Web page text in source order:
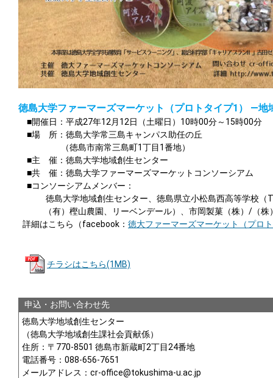
徳島大学ファーマーズマーケット（プロトタイプ1） ―
■開催日：平成27年12月12日（土曜日）10時00分～15時00分
■場 所：徳島大学常三島キャンパス助任の丘
（徳島市南常三島町1丁目1番地）
■主 催：徳島大学地域創生センター
■共 催：徳島大学ファーマーズマーケットコンソーシアム
■コンソーシアムメンバー：
徳島大学地域創生センター、徳島県立小松島西高等学校
（有）樫山農園、リーベンデール）、市岡製菓（株）/（
詳細はこちら（facebook： 徳大ファーマーズマーケット（プロ
チラシはこちら(1MB)
申込・お問い合わせ先
徳島大学地域創生センター
（徳島大学地域創生課社会貢献係）
住所：〒770-8501 徳島市新蔵町2丁目24番地
電話番号：088-656-7651
メールアドレス：cr-office@tokushima-u.ac.jp